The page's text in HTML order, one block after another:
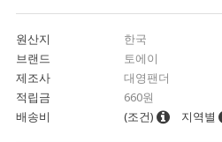
원산지
한국
브랜드
토에이
제조사
대영팬더
적립금
660원
배송비
(조건) 지역별